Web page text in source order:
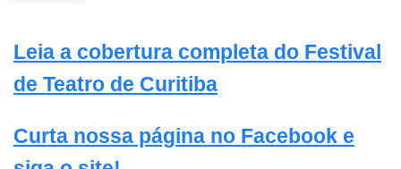
Leia a cobertura completa do Festival
de Teatro de Curitiba
Curta nossa página no Facebook e